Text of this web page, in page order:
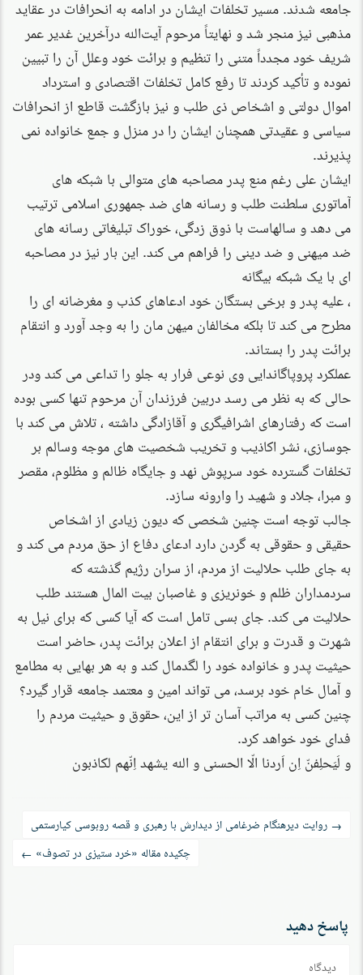
جامعه شدند. مسیر تخلفات ایشان در ادامه به انحرافات در عقاید
مذهبی نیز منجر شد و نهایتاً مرحوم آیت‌الله درآخرین غدیر عمر
شریف خود مجدداً متنی را تنظیم و برائت خود وعلل آن را تبیین
نموده و تأکید کردند تا رفع کامل تخلفات اقتصادی و استرداد
اموال دولتی و اشخاص ذی طلب و نیز بازگشت قاطع از انحرافات
سیاسی و عقیدتی همچنان ایشان را در منزل و جمع خانواده نمی
پذیرند.
ایشان علی رغم منع پدر مصاحبه های متوالی با شبکه های
آماتوری سلطنت طلب و رسانه های ضد جمهوری اسلامی ترتیب
می دهد و سالهاست با ذوق زدگی، خوراک تبلیغاتی رسانه های
ضد میهنی و ضد دینی را فراهم می کند. این بار نیز در مصاحبه
ای با یک شبکه بیگانه
، علیه پدر و برخی بستگان خود ادعاهای کذب و مغرضانه ای را
مطرح می کند تا بلکه مخالفان میهن مان را به وجد آورد و انتقام
برائت پدر را بستاند.
عملکرد پروپاگاندایی وی نوعی فرار به جلو را تداعی می کند ودر
حالی که به نظر می رسد دربین فرزندان آن مرحوم تنها کسی بوده
است که رفتارهای اشرافیگری و آقازادگی داشته ، تلاش می کند با
جوسازی، نشر اکاذیب و تخریب شخصیت های موجه وسالم بر
تخلفات گسترده خود سرپوش نهد و جایگاه ظالم و مظلوم، مقصر
و مبرا، جلاد و شهید را وارونه سازد.
جالب توجه است چنین شخصی که دیون زیادی از اشخاص
حقیقی و حقوقی به گردن دارد ادعای دفاع از حق مردم می کند و
به جای طلب حلالیت از مردم، از سران رژیم گذشته که
سردمداران ظلم و خونریزی و غاصبان بیت المال هستند طلب
حلالیت می کند. جای بسی تامل است که آیا کسی که برای نیل به
شهرت و قدرت و برای انتقام از اعلان برائت پدر، حاضر است
حیثیت پدر و خانواده خود را لگدمال کند و به هر بهایی به مطامع
و آمال خام خود برسد، می تواند امین و معتمد جامعه قرار گیرد؟
چنین کسی به مراتب آسان تر از این، حقوق و حیثیت مردم را
فدای خود خواهد کرد.
و لَیَحلِفنّ اِن اَردنا الّا الحسنی و الله یشهد اِنّهم لکاذبون
راه‌بری
→ روایت دیرهنگام ضرغامی از دیدارش با رهبری و قصه روبوسی کیارستمی
چکیده مقاله «خرد ستیزی در تصوف» ←
پاسخ دهید